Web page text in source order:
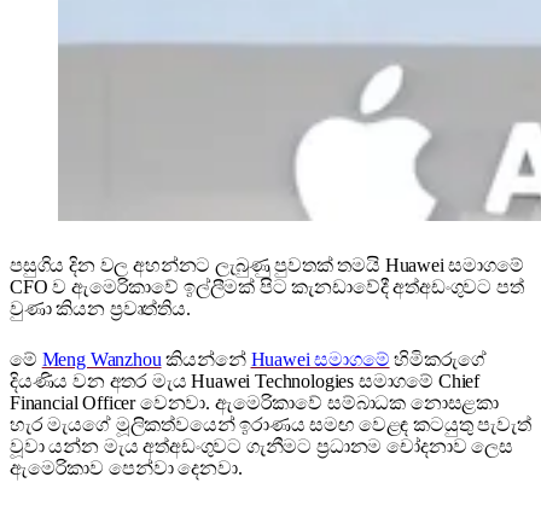
පසුගිය දින වල අහන්නට ලැබුණු පුවතක් තමයි Huawei සමාගමේ
CFO ව ඇමෙරිකාවේ ඉල්ලීමක් පිට කැනඩාවේදී අත්අඩංගුවට පත්
වුණා කියන ප්‍රවෘත්තිය.
මේ Meng Wanzhou කියන්නේ Huawei සමාගමේ හිමිකරුගේ
දියණිය වන අතර මැය Huawei Technologies සමාගමේ Chief
Financial Officer වෙනවා. ඇමෙරිකාවේ සම්බාධක නොසළකා
හැර මැයගේ මූලිකත්වයෙන් ඉරාණය සමඟ වෙළඳ කටයුතු පැවැත්
වූවා යන්න මැය අත්අඩංගුවට ගැනීමට ප්‍රධානම චෝදනාව ලෙස
ඇමෙරිකාව පෙන්වා දෙනවා.